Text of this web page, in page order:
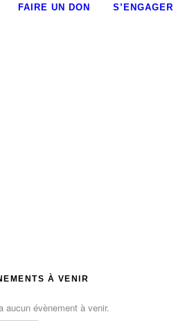
FAIRE UN DON S’ENGAGER
À VENIR
aucun évènement à venir.